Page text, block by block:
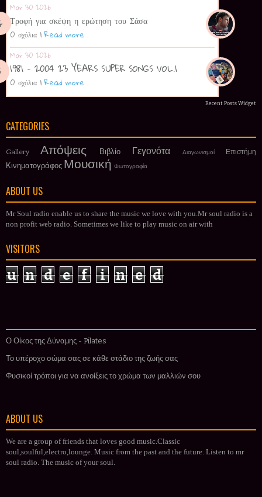
Mar 30 2026
Τροφή για σκέψη η ερώτηση του Σάσα
0 σχόλια | Read more
Mar 30 2026
1981 - 2004 23 YEARS SUPER SONGS VOL.1
0 σχόλια | Read more
Recent Posts Widget
CATEGORIES
Gallery Απόψεις Βιβλίο Γεγονότα Διαγωνισμοί Επιστήμη
Κινηματογράφος Μουσική Φωτογραφία
ABOUT US
Mr Soul radio enable us to share the music we love with you.Mr soul radio is a
non profit web radio. Sometimes we like to play music on air with
VISITORS
u n d e f i n e d
Ο Οίκος της Δύναμης - Pilates
Το υπέροχο σώμα σας σε κάθε στάδιο της ζωής σας
Φυσικοί τρόποι για να ανοίξεις το χρώμα των μαλλιών σου
ABOUT US
We are a group of friends that loves good music.Classic
soul,soulful,electro,lounge. Music from the past and the future. Listen to mr
soul radio. The music of your soul.